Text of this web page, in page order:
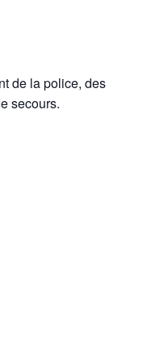
de la police, des
secours.